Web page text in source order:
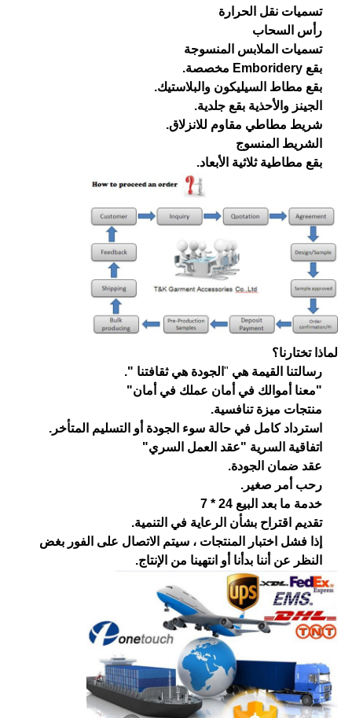
تسميات نقل الحرارة
رأس السحاب
تسميات الملابس المنسوجة
بقع Emboridery مخصصة.
بقع مطاط السيليكون والبلاستيك.
الجينز والأحذية بقع جلدية.
شريط مطاطي مقاوم للانزلاق.
الشريط المنسوج
بقع مطاطية ثلاثية الأبعاد.
لماذا تختارنا؟
رسالتنا القيمة هي "الجودة هي ثقافتنا ".
"معنا أموالك في أمان عملك في أمان"
منتجات ميزة تنافسية.
استرداد كامل في حالة سوء الجودة أو التسليم المتأخر.
اتفاقية السرية "عقد العمل السري"
عقد ضمان الجودة.
رحب أمر صغير.
خدمة ما بعد البيع 24 * 7
تقديم اقتراح بشأن الرعاية في التنمية.
إذا فشل اختبار المنتجات ، سيتم الاتصال على الفور بغض
النظر عن أننا بدأنا أو انتهينا من الإنتاج.